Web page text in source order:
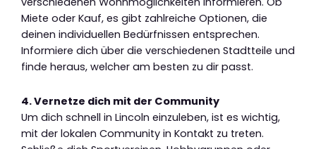
Miete oder Kauf, es gibt zahlreiche Optionen, die
deinen individuellen Bedürfnissen entsprechen.
Informiere dich über die verschiedenen Stadtteile und
finde heraus, welcher am besten zu dir passt.
4. Vernetze dich mit der Community
Um dich schnell in Lincoln einzuleben, ist es wichtig,
mit der lokalen Community in Kontakt zu treten.